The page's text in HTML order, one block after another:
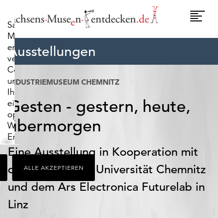
Sachsens-
Museen-
entdecken.de
verwendet
Cookies,
um
Ihnen
ein
optimales
Webseiten-
Erlebnis
zu
bieten.
Dazu
zählen
Cookies,
die
ALLE AKZEPTIEREN
Ausstellungen
INDUSTRIEMUSEUM CHEMNITZ
Gesten - gestern, heute,
übermorgen
Eine Ausstellung in Kooperation mit
der Technischen Universität Chemnitz
und dem Ars Electronica Futurelab in
Linz